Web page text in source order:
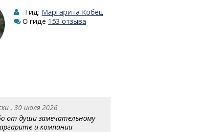
Гид: Маргарита Кобец
О гиде 153 отзыва
, 30 июля 2026
от души замечательному
и компании